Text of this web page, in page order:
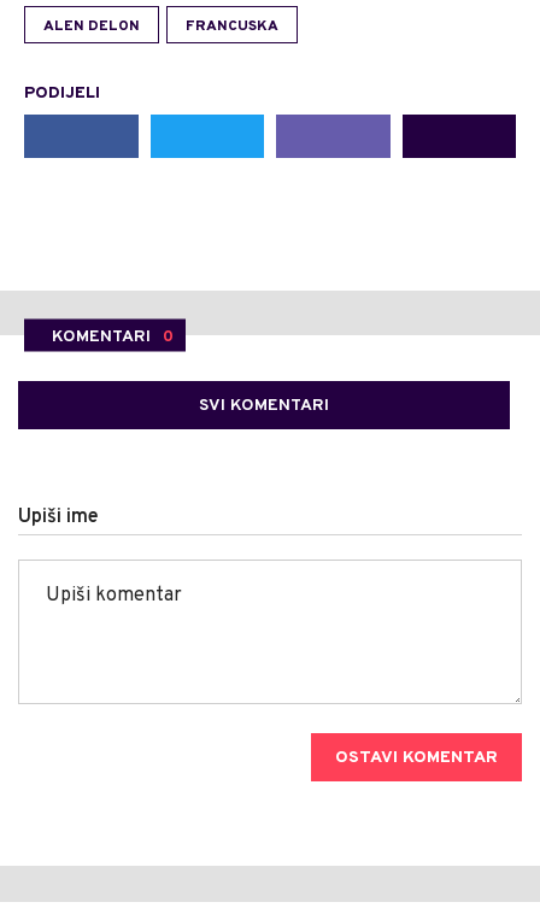
ALEN DELON FRANCUSKA
PODIJELI
KOMENTARI 0
SVI KOMENTARI
Upiši ime
OSTAVI KOMENTAR